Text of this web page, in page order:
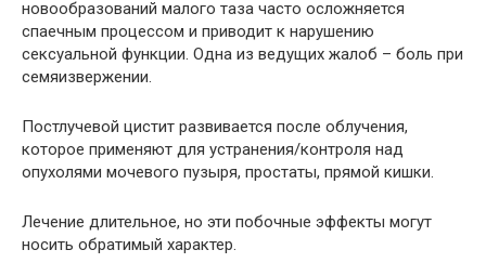
новообразований малого таза часто осложняется
спаечным процессом и приводит к нарушению
сексуальной функции. Одна из ведущих жалоб – боль при
семяизвержении.
Постлучевой цистит развивается после облучения,
которое применяют для устранения/контроля над
опухолями мочевого пузыря, простаты, прямой кишки.
Лечение длительное, но эти побочные эффекты могут
носить обратимый характер.